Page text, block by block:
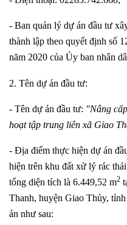
- Ban quản lý dự án đầu tư
thành lập theo quyết định số
năm 2020 của Ủy ban nhân
2. Tên dự án đầu tư:
- Tên dự án đầu tư: "Nâng
hoạt tập trung liên xã Giao
- Địa điểm thực hiện dự án
hiện trên khu đất xử lý rác
tổng diện tích là 6.449,52 m2
Thanh, huyện Giao Thủy,
án như sau: